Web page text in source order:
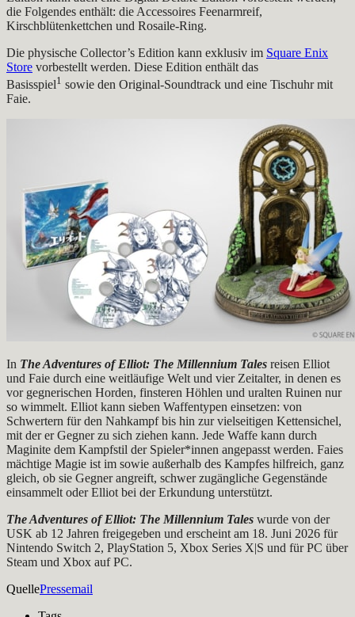
die Folgendes enthält: die Accessoires Feenarmreif,
Kirschblütenkettchen und Rosaile-Ring.
Die physische Collector’s Edition kann exklusiv im Square Enix
Store vorbestellt werden. Diese Edition enthält das
Basisspiel1 sowie den Original-Soundtrack und eine Tischuhr mit
Faie.
In The Adventures of Elliot: The Millennium Tales reisen Elliot
und Faie durch eine weitläufige Welt und vier Zeitalter, in denen es
vor gegnerischen Horden, finsteren Höhlen und uralten Ruinen nur
so wimmelt. Elliot kann sieben Waffentypen einsetzen: von
Schwertern für den Nahkampf bis hin zur vielseitigen Kettensichel,
mit der er Gegner zu sich ziehen kann. Jede Waffe kann durch
Maginite dem Kampfstil der Spieler*innen angepasst werden. Faies
mächtige Magie ist im sowie außerhalb des Kampfes hilfreich, ganz
gleich, ob sie Gegner angreift, schwer zugängliche Gegenstände
einsammelt oder Elliot bei der Erkundung unterstützt.
The Adventures of Elliot: The Millennium Tales wurde von der
USK ab 12 Jahren freigegeben und erscheint am 18. Juni 2026 für
Nintendo Switch 2, PlayStation 5, Xbox Series X|S und für PC über
Steam und Xbox auf PC.
QuellePressemail